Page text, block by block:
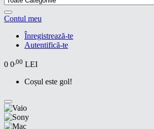
Contul meu
Înregistrează-te
Autentifică-te
0 0,00 LEI
Coșul este gol!